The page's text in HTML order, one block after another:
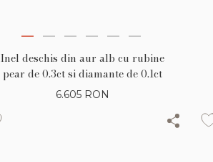
Inel deschis din aur alb cu rubine
pear de 0.3ct si diamante de 0.1ct
6.605 RON